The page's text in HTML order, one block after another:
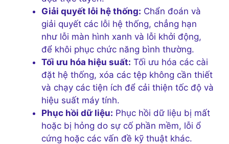
Giải quyết lỗi hệ thống: Chẩn đoán và
giải quyết các lỗi hệ thống, chẳng hạn
như lỗi màn hình xanh và lỗi khởi động,
để khôi phục chức năng bình thường.
Tối ưu hóa hiệu suất: Tối ưu hóa các cài
đặt hệ thống, xóa các tệp không cần thiết
và chạy các tiện ích để cải thiện tốc độ và
hiệu suất máy tính.
Phục hồi dữ liệu: Phục hồi dữ liệu bị mất
hoặc bị hỏng do sự cố phần mềm, lỗi ổ
cứng hoặc các vấn đề kỹ thuật khác.